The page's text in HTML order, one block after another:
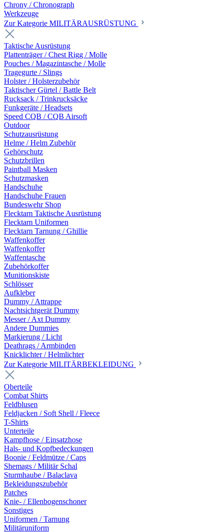
Chrony / Chronograph
Werkzeuge
Zur Kategorie MILITÄRAUSRÜSTUNG
Taktische Ausrüstung
Plattenträger / Chest Rigg / Molle
Pouches / Magazintasche / Molle
Tragegurte / Slings
Holster / Holsterzubehör
Taktischer Gürtel / Battle Belt
Rucksack / Trinkrucksäcke
Funkgeräte / Headsets
Speed CQB / CQB Airsoft
Outdoor
Schutzausrüstung
Helme / Helm Zubehör
Gehörschutz
Schutzbrillen
Paintball Masken
Schutzmasken
Handschuhe
Handschuhe Frauen
Bundeswehr Shop
Flecktarn Taktische Ausrüstung
Flecktarn Uniformen
Flecktarn Tarnung / Ghillie
Waffenkoffer
Waffenkoffer
Waffentasche
Zubehörkoffer
Munitionskiste
Schlösser
Aufkleber
Dummy / Attrappe
Nachtsichtgerät Dummy
Messer / Axt Dummy
Andere Dummies
Markierung / Licht
Deathrags / Armbinden
Knicklichter / Helmlichter
Zur Kategorie MILITÄRBEKLEIDUNG
Oberteile
Combat Shirts
Feldblusen
Feldjacken / Soft Shell / Fleece
T-Shirts
Unterteile
Kampfhose / Einsatzhose
Hals- und Kopfbedeckungen
Boonie / Feldmütze / Caps
Shemags / Militär Schal
Sturmhaube / Balaclava
Bekleidungszubehör
Patches
Knie- / Ellenbogenschoner
Sonstiges
Uniformen / Tarnung
Militäruniform